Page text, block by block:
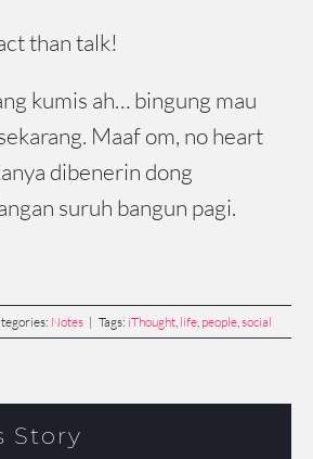
than talk!
kumis ah… bingung mau
Maaf om, no heart
dibenerin dong
suruh bangun pagi.
Notes | Tags: iThought, life, people,social
Story